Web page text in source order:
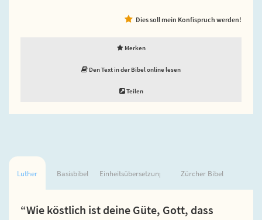
Dies soll mein Konfispruch werden!
Merken
Den Text in der Bibel online lesen
Teilen
Luther Basisbibel Einheitsübersetzung Zürcher Bibel
“Wie köstlich ist deine Güte, Gott, dass